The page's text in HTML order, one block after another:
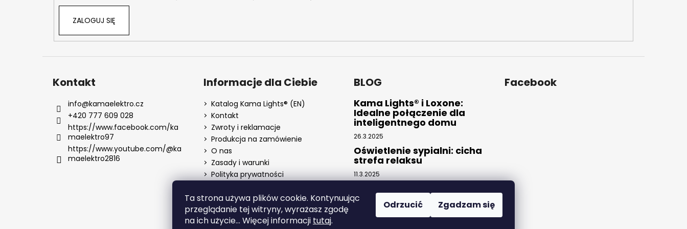
Ta strona używa plików cookie. Kontynuując
przeglądanie tej witryny, wyrażasz zgodę
na ich użycie... Więcej informacji tutaj.
Odrzucić Zgadzam się
ZALOGUJ SIĘ
Kontakt
info@kamaelektro.cz
+420 777 609 028
https://www.facebook.com/ka
maelektro97
https://www.youtube.com/@ka
maelektro2816
Informacje dla Ciebie
Katalog Kama Lights® (EN)
Kontakt
Zwroty i reklamacje
Produkcja na zamówienie
O nas
Zasady i warunki
Polityka prywatności
BLOG
Kama Lights® i Loxone:
Idealne połączenie dla
inteligentnego domu
26.3.2025
Oświetlenie sypialni: cicha
strefa relaksu
11.3.2025
elastyczne oświetlenie
Facebook